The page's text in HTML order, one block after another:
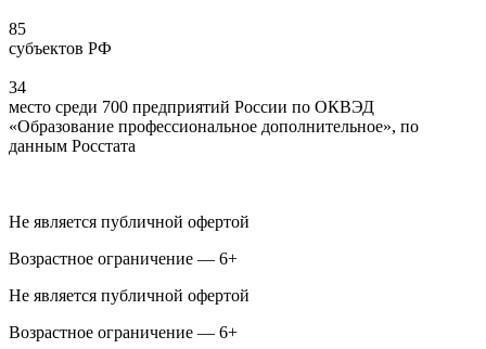
85
субъектов РФ
34
место среди 700 предприятий России по ОКВЭД
«Образование профессиональное дополнительное», по
данным Росстата
Не является публичной офертой
Возрастное ограничение — 6+
Не является публичной офертой
Возрастное ограничение — 6+